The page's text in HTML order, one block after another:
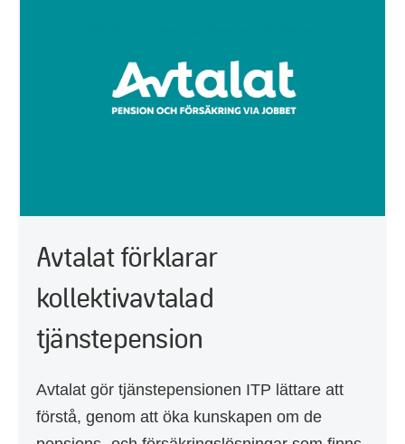
Avtalat förklarar
kollektivavtalad
tjänstepension
Avtalat gör tjänstepensionen ITP lättare att
förstå, genom att öka kunskapen om de